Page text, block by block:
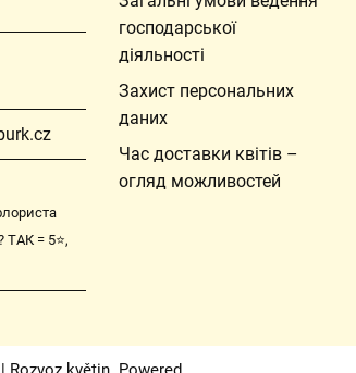
= 5⭐,
господарської
діяльності
Захист персональних
даних
Час доставки квітів –
огляд можливостей